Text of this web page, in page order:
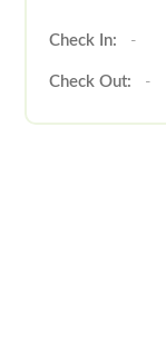
Check In: -
Check Out: -